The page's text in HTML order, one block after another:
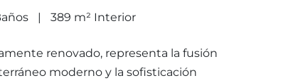
389 m² Interior
renovado, representa la fusión
moderno y la sofisticación